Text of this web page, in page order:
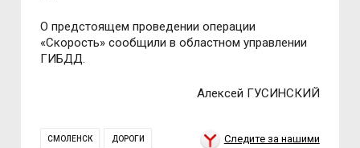
О предстоящем проведении операции
«Скорость» сообщили в областном управлении
ГИБДД.
Алексей ГУСИНСКИЙ
СМОЛЕНСК ДОРОГИ
Следите за нашими